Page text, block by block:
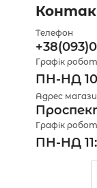
Телефон
Графік
ПН-НД
Адрес
Графік
ПН-НД